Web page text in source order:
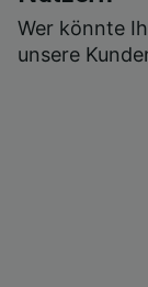
Wer könnte
unsere